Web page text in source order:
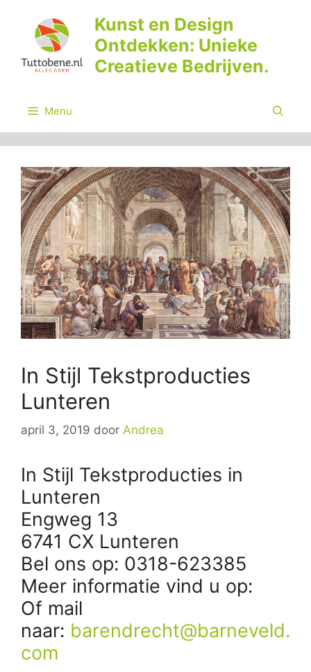
inhoud
Kunst en Design
Ontdekken: Unieke
Creatieve Bedrijven.
Menu
In Stijl Tekstproducties
Lunteren
april 3, 2019 door Andrea
In Stijl Tekstproducties in
Lunteren
Engweg 13
6741 CX Lunteren
Bel ons op: 0318-623385
Meer informatie vind u op:
Of mail
naar: barendrecht@barneveld.
com